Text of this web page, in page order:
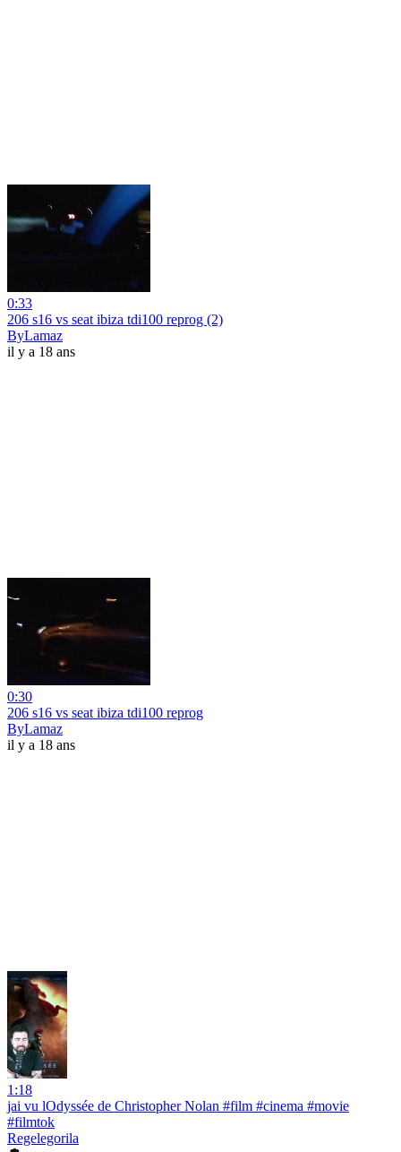
0:33
206 s16 vs seat ibiza tdi100 reprog (2)
ByLamaz
il y a 18 ans
0:30
206 s16 vs seat ibiza tdi100 reprog
ByLamaz
il y a 18 ans
1:18
jai vu lOdyssée de Christopher Nolan #film #cinema #movie
#filmtok
Regelegorila